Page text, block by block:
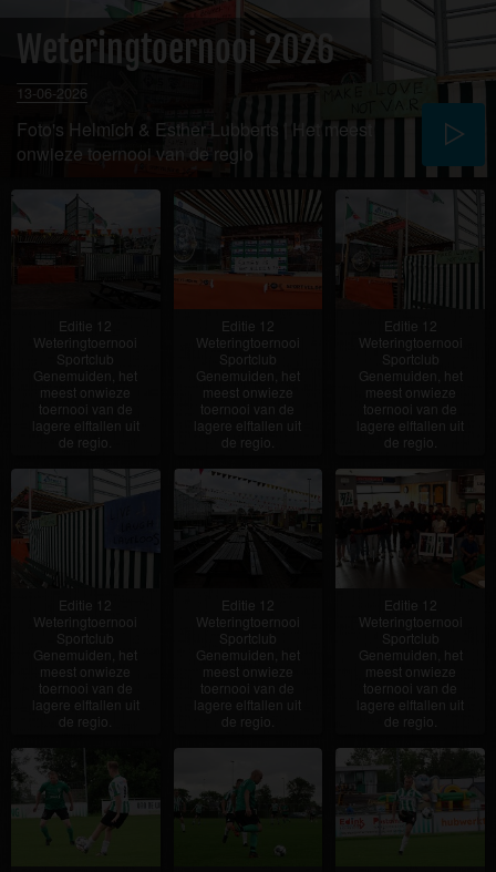
Weteringtoernooi 2026
13-06-2026
Foto's Helmich & Esther Lubberts | Het meest
onwieze toernooi van de regio
Editie 12
Weteringtoernooi
Sportclub
Genemuiden, het
meest onwieze
toernooi van de
lagere elftallen uit
de regio.
Editie 12
Weteringtoernooi
Sportclub
Genemuiden, het
meest onwieze
toernooi van de
lagere elftallen uit
de regio.
Editie 12
Weteringtoernooi
Sportclub
Genemuiden, het
meest onwieze
toernooi van de
lagere elftallen uit
de regio.
Editie 12
Weteringtoernooi
Sportclub
Genemuiden, het
meest onwieze
toernooi van de
lagere elftallen uit
de regio.
Editie 12
Weteringtoernooi
Sportclub
Genemuiden, het
meest onwieze
toernooi van de
lagere elftallen uit
de regio.
Editie 12
Weteringtoernooi
Sportclub
Genemuiden, het
meest onwieze
toernooi van de
lagere elftallen uit
de regio.